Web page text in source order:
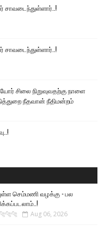
சாவடைந்துள்ளார்..!
சாவடைந்துள்ளார்..!
சிலை நிறுவுவதற்கு நாளை
நீதவான் நீதிமன்றம்
செம்மணி வழக்கு - பல
Aug 06, 2026